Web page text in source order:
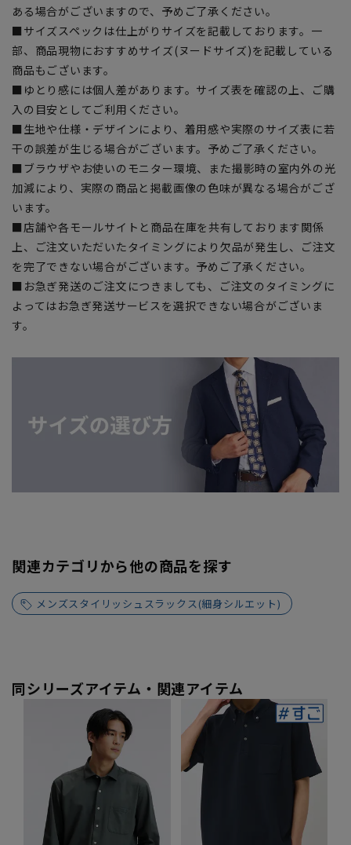
ある場合がございますので、予めご了承ください。
■サイズスペックは仕上がりサイズを記載しております。一
部、商品現物におすすめサイズ(ヌードサイズ)を記載している
商品もございます。
■ゆとり感には個人差があります。サイズ表を確認の上、ご購
入の目安としてご利用ください。
■生地や仕様・デザインにより、着用感や実際のサイズ表に若
干の誤差が生じる場合がございます。予めご了承ください。
■ブラウザやお使いのモニター環境、また撮影時の室内外の光
加減により、実際の商品と掲載画像の色味が異なる場合がござ
います。
■店舗や各モールサイトと商品在庫を共有しております関係
上、ご注文いただいたタイミングにより欠品が発生し、ご注文
を完了できない場合がございます。予めご了承ください。
■お急ぎ発送のご注文につきましても、ご注文のタイミングに
よってはお急ぎ発送サービスを選択できない場合がございま
す。
関連カテゴリから他の商品を探す
メンズスタイリッシュスラックス(細身シルエット)
同シリーズアイテム・関連アイテム